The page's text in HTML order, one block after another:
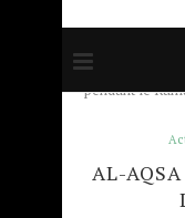
Accueil
pendant le
AL-